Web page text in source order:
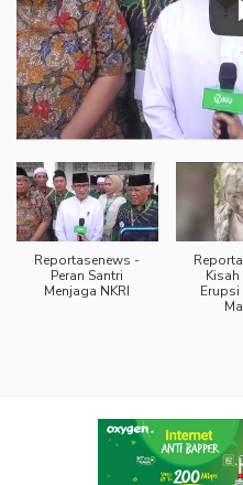
Reportasenews -
Peran Santri
Menjaga NKRI
Erupsi